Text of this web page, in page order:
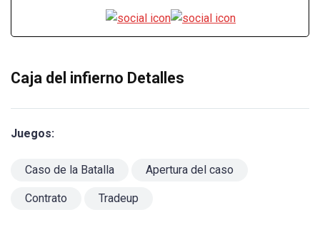
Caja del infierno Detalles
Juegos:
Caso de la Batalla Apertura del caso
Contrato Tradeup